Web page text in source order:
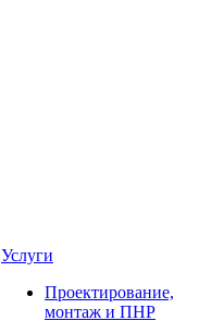
Услуги
Проектирование,
монтаж и ПНР